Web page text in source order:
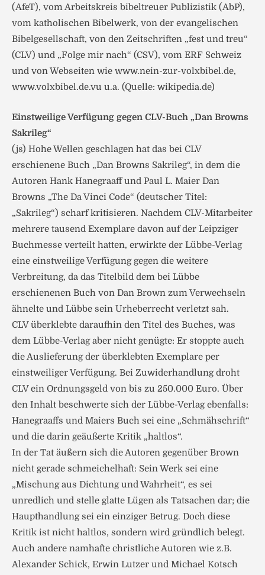
(AfeT), vom Arbeitskreis bibeltreuer Publizistik (AbP),
vom katholischen Bibelwerk, von der evangelischen
Bibelgesellschaft, von den Zeitschriften „fest und treu“
(CLV) und „Folge mir nach“ (CSV), vom ERF Schweiz
und von Webseiten wie www.nein-zur-volxbibel.de,
www.volxbibel.de.vu u.a. (Quelle: wikipedia.de)
Einstweilige Verfügung gegen CLV-Buch „Dan Browns
Sakrileg“
(js) Hohe Wellen geschlagen hat das bei CLV
erschienene Buch „Dan Browns Sakrileg“, in dem die
Autoren Hank Hanegraaff und Paul L. Maier Dan
Browns „The Da Vinci Code“ (deutscher Titel:
„Sakrileg“) scharf kritisieren. Nachdem CLV-Mitarbeiter
mehrere tausend Exemplare davon auf der Leipziger
Buchmesse verteilt hatten, erwirkte der Lübbe-Verlag
eine einstweilige Verfügung gegen die weitere
Verbreitung, da das Titelbild dem bei Lübbe
erschienenen Buch von Dan Brown zum Verwechseln
ähnelte und Lübbe sein Urheberrecht verletzt sah.
CLV überklebte daraufhin den Titel des Buches, was
dem Lübbe-Verlag aber nicht genügte: Er stoppte auch
die Auslieferung der überklebten Exemplare per
einstweiliger Verfügung. Bei Zuwiderhandlung droht
CLV ein Ordnungsgeld von bis zu 250.000 Euro. Über
den Inhalt beschwerte sich der Lübbe-Verlag ebenfalls:
Hanegraaffs und Maiers Buch sei eine „Schmähschrift“
und die darin geäußerte Kritik „haltlos“.
In der Tat äußern sich die Autoren gegenüber Brown
nicht gerade schmeichelhaft: Sein Werk sei eine
„Mischung aus Dichtung und Wahrheit“, es sei
unredlich und stelle glatte Lügen als Tatsachen dar; die
Haupthandlung sei ein einziger Betrug. Doch diese
Kritik ist nicht haltlos, sondern wird gründlich belegt.
Auch andere namhafte christliche Autoren wie z.B.
Alexander Schick, Erwin Lutzer und Michael Kotsch